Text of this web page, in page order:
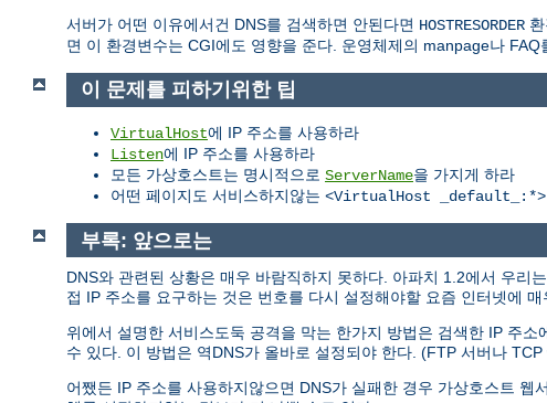
서버가 어떤 이유에서건 DNS를 검색하면 안된다면 HOSTRESORDER
면 이 환경변수는 CGI에도 영향을 준다. 운영체제의 manpage나 FAQ
이 문제를 피하기위한 팁
VirtualHost에 IP 주소를 사용하라
Listen에 IP 주소를 사용하라
모든 가상호스트는 명시적으로 ServerName을 가지게 하라
어떤 페이지도 서비스하지않는 <VirtualHost _default_:*>
부록: 앞으로는
DNS와 관련된 상황은 매우 바람직하지 못하다. 아파치 1.2에서 우리
접 IP 주소를 요구하는 것은 번호를 다시 설정해야할 요즘 인터넷에
위에서 설명한 서비스도둑 공격을 막는 한가지 방법은 검색한 IP 주
수 있다. 이 방법은 역DNS가 올바로 설정되야 한다. (FTP 서버나
어쨌든 IP 주소를 사용하지않으면 DNS가 실패한 경우 가상호스트